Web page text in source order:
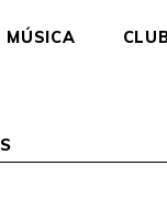
MÚSICA